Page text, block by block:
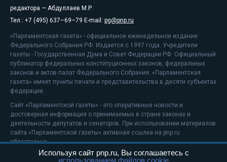
редактора — Абдуллаев М.Р.
Тел.: +7 (495) 637–69–79 E-mail: pg@pnp.ru
«Парламентская газета» - официальное еженедельное издание
Федерального Собрания РФ. Издается с 1997 года. Учредители
газеты - Государственная Дума и Совет Федерации РФ. Официальный
публикатор федеральных конституционных законов, федеральных
законов и актов палат Федерального Собрания. «Парламентская
газета» имеет пункты печати и представительства в десяти субъектах
федерации.
Сайт «Парламентской газеты» - это оперативные новости и
достоверная информация о принимаемых в стране законах и
деятельности депутатов и сенаторов. При использовании материалов
сайта «Парламентской газеты» активная ссылка на pnp.ru
обязательна.
На информационном ресурсе применяютсярекомендательные
Используя сайт pnp.ru, Вы соглашаетесь с
использованием файлов cookie